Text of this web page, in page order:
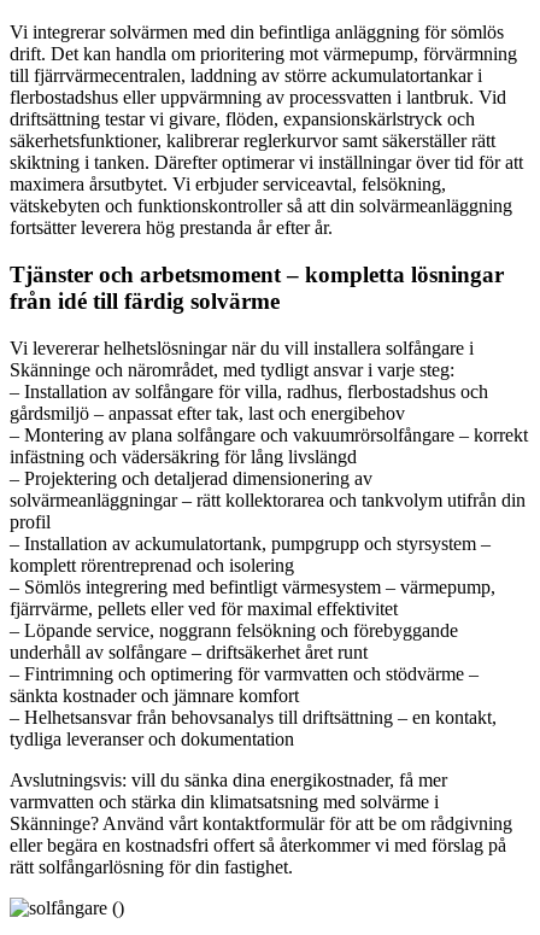
Vi integrerar solvärmen med din befintliga anläggning för sömlös
drift. Det kan handla om prioritering mot värmepump, förvärmning
till fjärrvärmecentralen, laddning av större ackumulatortankar i
flerbostadshus eller uppvärmning av processvatten i lantbruk. Vid
driftsättning testar vi givare, flöden, expansionskärlstryck och
säkerhetsfunktioner, kalibrerar reglerkurvor samt säkerställer rätt
skiktning i tanken. Därefter optimerar vi inställningar över tid för att
maximera årsutbytet. Vi erbjuder serviceavtal, felsökning,
vätskebyten och funktionskontroller så att din solvärmeanläggning
fortsätter leverera hög prestanda år efter år.
Tjänster och arbetsmoment – kompletta lösningar
från idé till färdig solvärme
Vi levererar helhetslösningar när du vill installera solfångare i
Skänninge och närområdet, med tydligt ansvar i varje steg:
– Installation av solfångare för villa, radhus, flerbostadshus och
gårdsmiljö – anpassat efter tak, last och energibehov
– Montering av plana solfångare och vakuumrörsolfångare – korrekt
infästning och vädersäkring för lång livslängd
– Projektering och detaljerad dimensionering av
solvärmeanläggningar – rätt kollektorarea och tankvolym utifrån din
profil
– Installation av ackumulatortank, pumpgrupp och styrsystem –
komplett rörentreprenad och isolering
– Sömlös integrering med befintligt värmesystem – värmepump,
fjärrvärme, pellets eller ved för maximal effektivitet
– Löpande service, noggrann felsökning och förebyggande
underhåll av solfångare – driftsäkerhet året runt
– Fintrimning och optimering för varmvatten och stödvärme –
sänkta kostnader och jämnare komfort
– Helhetsansvar från behovsanalys till driftsättning – en kontakt,
tydliga leveranser och dokumentation
Avslutningsvis: vill du sänka dina energikostnader, få mer
varmvatten och stärka din klimatsatsning med solvärme i
Skänninge? Använd vårt kontaktformulär för att be om rådgivning
eller begära en kostnadsfri offert så återkommer vi med förslag på
rätt solfångarlösning för din fastighet.